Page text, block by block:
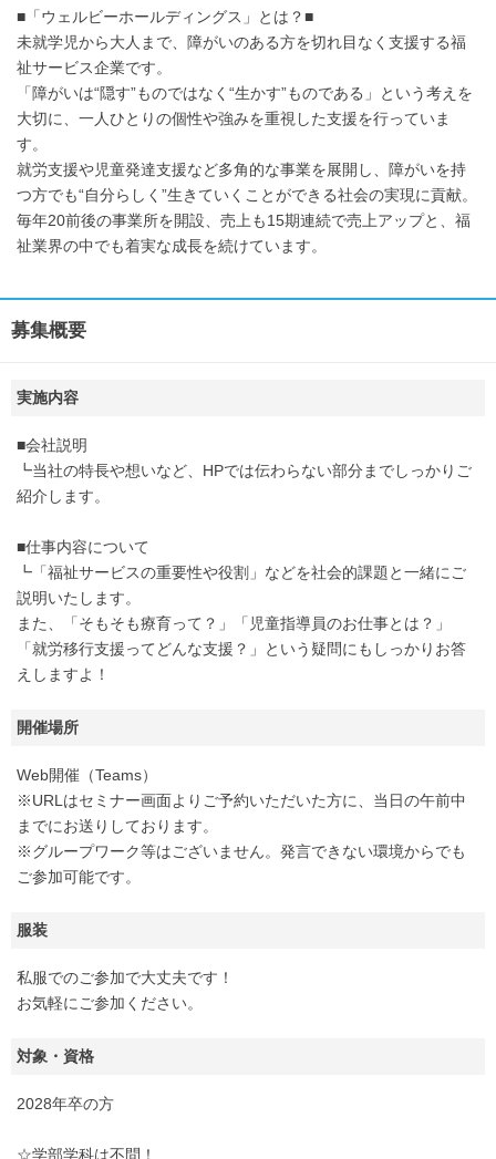
■「ウェルビーホールディングス」とは？■
未就学児から大人まで、障がいのある方を切れ目なく支援する福
祉サービス企業です。
「障がいは“隠す”ものではなく“生かす”ものである」という考えを
大切に、一人ひとりの個性や強みを重視した支援を行っていま
す。
就労支援や児童発達支援など多角的な事業を展開し、障がいを持
つ方でも“自分らしく”生きていくことができる社会の実現に貢献。
毎年20前後の事業所を開設、売上も15期連続で売上アップと、福
祉業界の中でも着実な成長を続けています。
募集概要
実施内容
■会社説明
┗当社の特長や想いなど、HPでは伝わらない部分までしっかりご
紹介します。
■仕事内容について
┗「福祉サービスの重要性や役割」などを社会的課題と一緒にご
説明いたします。
また、「そもそも療育って？」「児童指導員のお仕事とは？」
「就労移行支援ってどんな支援？」という疑問にもしっかりお答
えしますよ！
開催場所
Web開催（Teams）
※URLはセミナー画面よりご予約いただいた方に、当日の午前中
までにお送りしております。
※グループワーク等はございません。発言できない環境からでも
ご参加可能です。
服装
私服でのご参加で大丈夫です！
お気軽にご参加ください。
対象・資格
2028年卒の方
☆学部学科は不問！